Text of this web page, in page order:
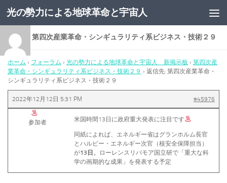
コンテンツへスキップ
光の勢力による地球革命と宇宙人
返信先: 第四次産業革命・シンギュラリティ系ビジネス・技術２９
ホーム › フォーラム › 光の勢力による地球革命と宇宙人 新掲示板 › 第四次産
業革命・シンギュラリティ系ビジネス・技術２９ › 返信先: 第四次産業革命・
シンギュラリティ系ビジネス・技術２９
2022年12月12日 5:31 PM #45976
参加者 米国時間13日に政府重大発表に注目です
同紙によれば、エネルギー省はグランホルム長官
とハルビー・エネルギー次官（核安全保障担当）
が13日、
ローレンスリバモア国立研で「重大な科
学の画期的な成果」を発表する予定